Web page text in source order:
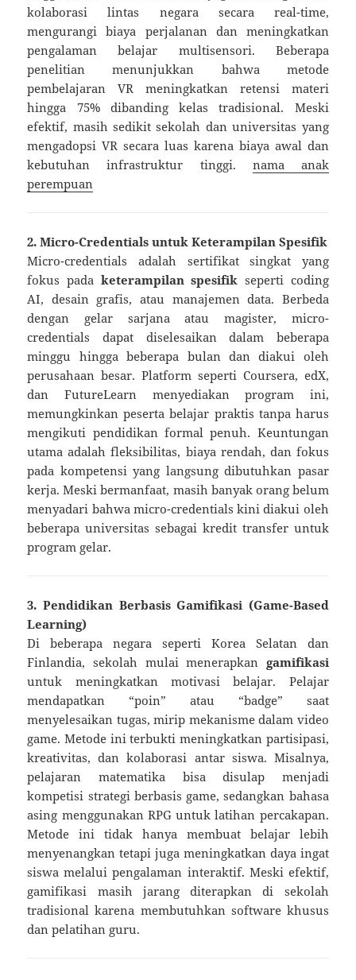
kolaborasi lintas negara secara real-time,
mengurangi biaya perjalanan dan meningkatkan
pengalaman belajar multisensori. Beberapa
penelitian menunjukkan bahwa metode
pembelajaran VR meningkatkan retensi materi
hingga 75% dibanding kelas tradisional. Meski
efektif, masih sedikit sekolah dan universitas yang
mengadopsi VR secara luas karena biaya awal dan
kebutuhan infrastruktur tinggi. nama anak
perempuan
2. Micro-Credentials untuk Keterampilan Spesifik
Micro-credentials adalah sertifikat singkat yang
fokus pada keterampilan spesifik seperti coding
AI, desain grafis, atau manajemen data. Berbeda
dengan gelar sarjana atau magister, micro-
credentials dapat diselesaikan dalam beberapa
minggu hingga beberapa bulan dan diakui oleh
perusahaan besar. Platform seperti Coursera, edX,
dan FutureLearn menyediakan program ini,
memungkinkan peserta belajar praktis tanpa harus
mengikuti pendidikan formal penuh. Keuntungan
utama adalah fleksibilitas, biaya rendah, dan fokus
pada kompetensi yang langsung dibutuhkan pasar
kerja. Meski bermanfaat, masih banyak orang belum
menyadari bahwa micro-credentials kini diakui oleh
beberapa universitas sebagai kredit transfer untuk
program gelar.
3. Pendidikan Berbasis Gamifikasi (Game-Based
Learning)
Di beberapa negara seperti Korea Selatan dan
Finlandia, sekolah mulai menerapkan gamifikasi
untuk meningkatkan motivasi belajar. Pelajar
mendapatkan “poin” atau “badge” saat
menyelesaikan tugas, mirip mekanisme dalam video
game. Metode ini terbukti meningkatkan partisipasi,
kreativitas, dan kolaborasi antar siswa. Misalnya,
pelajaran matematika bisa disulap menjadi
kompetisi strategi berbasis game, sedangkan bahasa
asing menggunakan RPG untuk latihan percakapan.
Metode ini tidak hanya membuat belajar lebih
menyenangkan tetapi juga meningkatkan daya ingat
siswa melalui pengalaman interaktif. Meski efektif,
gamifikasi masih jarang diterapkan di sekolah
tradisional karena membutuhkan software khusus
dan pelatihan guru.